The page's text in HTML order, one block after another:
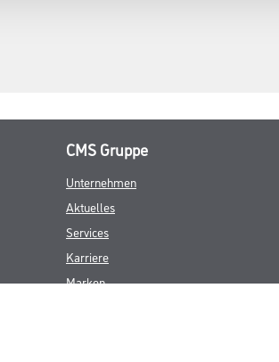
CMS Gruppe
Unternehmen
Aktuelles
Services
Karriere
Marken